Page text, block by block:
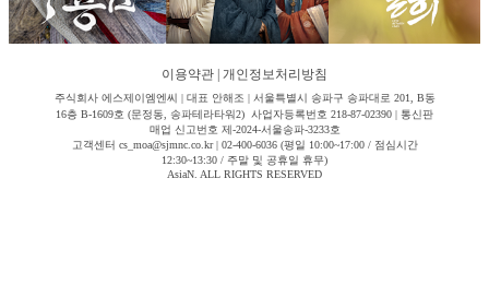
이용약관 개인정보처리방침
주식회사 에스제이엠엔씨 | 대표 안해조 | 서울특별시 송파구 송파대로 201, B동
16층 B-1609호 (문정동, 송파테라타워2) 사업자등록번호 218-87-02390 | 통신판
매업 신고번호 제-2024-서울송파-3233호
고객센터 cs_moa@sjmnc.co.kr | 02-400-6036 (평일 10:00~17:00 / 점심시간
12:30~13:30 / 주말 및 공휴일 휴무)
AsiaN. ALL RIGHTS RESERVED